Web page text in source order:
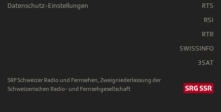
Datenschutz-Einstellungen
RTS
RSI
RTR
SWISSINFO
3SAT
SRF Schweizer Radio und Fernsehen, Zweigniederlassung der
Schweizerischen Radio- und Fernsehgesellschaft